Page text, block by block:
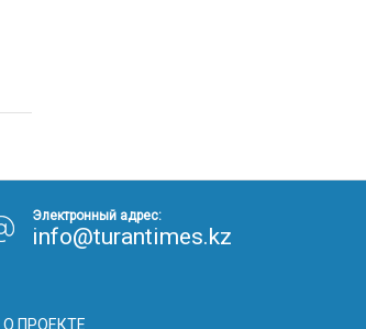
О ПРОЕКТЕ
Электронный адрес:
info@turantimes.kz